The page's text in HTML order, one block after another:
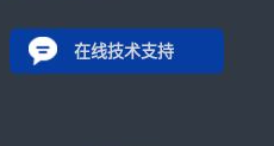
在线技术支持